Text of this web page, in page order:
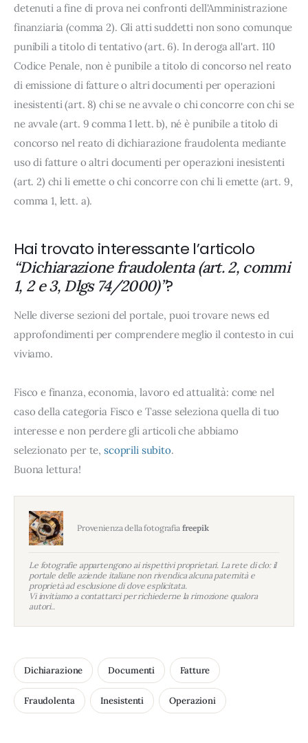
detenuti a fine di prova nei confronti dell'Amministrazione
finanziaria (comma 2). Gli atti suddetti non sono comunque
punibili a titolo di tentativo (art. 6). In deroga all'art. 110
Codice Penale, non è punibile a titolo di concorso nel reato
di emissione di fatture o altri documenti per operazioni
inesistenti (art. 8) chi se ne avvale o chi concorre con chi se
ne avvale (art. 9 comma 1 lett. b), né è punibile a titolo di
concorso nel reato di dichiarazione fraudolenta mediante
uso di fatture o altri documenti per operazioni inesistenti
(art. 2) chi li emette o chi concorre con chi li emette (art. 9,
comma 1, lett. a).
Hai trovato interessante l’articolo
“Dichiarazione fraudolenta (art. 2, commi
1, 2 e 3, Dlgs 74/2000)”?
Nelle diverse sezioni del portale, puoi trovare news ed
approfondimenti per comprendere meglio il contesto in cui
viviamo.
Fisco e finanza, economia, lavoro ed attualità: come nel
caso della categoria Fisco e Tasse seleziona quella di tuo
interesse e non perdere gli articoli che abbiamo
selezionato per te, scoprili subito.
Buona lettura!
Provenienza della fotografia freepik
Le fotografie appartengono ai rispettivi proprietari. La rete di clo: il
portale delle aziende italiane non rivendica alcuna paternità e
proprietà ad esclusione di dove esplicitata.
Vi invitiamo a contattarci per richiederne la rimozione qualora
autori..
Dichiarazione Documenti Fatture
Fraudolenta Inesistenti Operazioni